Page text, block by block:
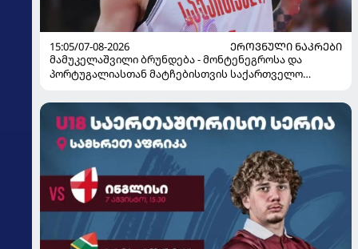
15:05/07-08-2026
ᲔᲠᲝᲕᲜᲣᲚᲘ ᲜᲐᲙᲠᲔᲑᲘ
მამუკელაშვილი ბრუნდება - მონტენეგროსა და
პორტუგალიასთან მატჩებისთვის საქართველო